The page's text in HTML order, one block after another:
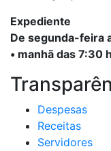
Expediente
De segunda-feira
• manhã das 7:30
Despesas
Receitas
Servidores